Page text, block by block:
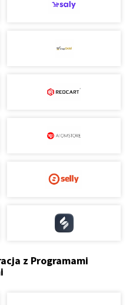
z Programami